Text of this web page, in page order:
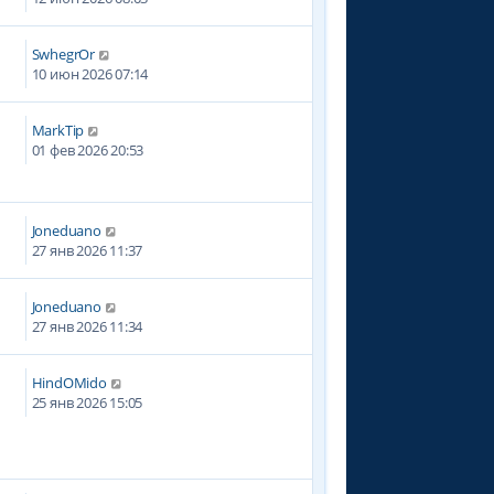
SwhegrOr
10 июн 2026 07:14
MarkTip
01 фев 2026 20:53
Joneduano
27 янв 2026 11:37
Joneduano
27 янв 2026 11:34
HindOMido
25 янв 2026 15:05